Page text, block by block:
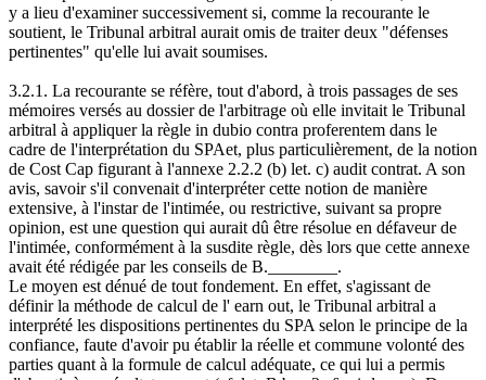
y a lieu d'examiner successivement si, comme la recourante le
soutient, le Tribunal arbitral aurait omis de traiter deux "défenses
pertinentes" qu'elle lui avait soumises.
3.2.1. La recourante se réfère, tout d'abord, à trois passages de ses
mémoires versés au dossier de l'arbitrage où elle invitait le Tribunal
arbitral à appliquer la règle in dubio contra proferentem dans le
cadre de l'interprétation du SPAet, plus particulièrement, de la notion
de Cost Cap figurant à l'annexe 2.2.2 (b) let. c) audit contrat. A son
avis, savoir s'il convenait d'interpréter cette notion de manière
extensive, à l'instar de l'intimée, ou restrictive, suivant sa propre
opinion, est une question qui aurait dû être résolue en défaveur de
l'intimée, conformément à la susdite règle, dès lors que cette annexe
avait été rédigée par les conseils de B.________.
Le moyen est dénué de tout fondement. En effet, s'agissant de
définir la méthode de calcul de l' earn out, le Tribunal arbitral a
interprété les dispositions pertinentes du SPA selon le principe de la
confiance, faute d'avoir pu établir la réelle et commune volonté des
parties quant à la formule de calcul adéquate, ce qui lui a permis